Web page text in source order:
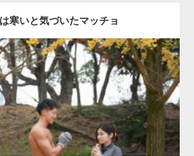
寒いと気づいたマッチョ
Update: 2021.07.8
その他 AKIHITO(細マッチョ) 上腕三頭筋
肩